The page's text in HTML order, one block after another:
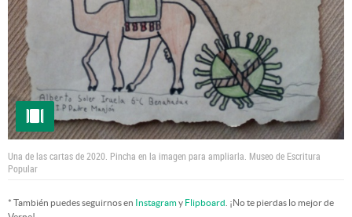
Una de las cartas de 2020. Pincha en la imagen para ampliarla. Museo de Escritura
Popular
* También puedes seguirnos en Instagramy Flipboard . ¡No te pierdas lo mejor de